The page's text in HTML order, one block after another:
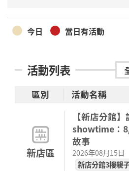
今日 當日有活動
活動列表
區別 活動名稱
新店區
【新店分館
showtime：
故事
2026年08月15日
新店分館3樓親